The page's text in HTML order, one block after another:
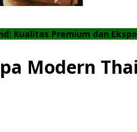
Kualitas Premium dan
Modern